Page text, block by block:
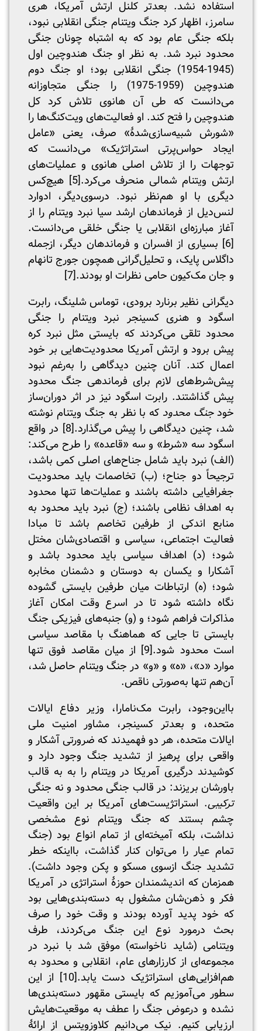
استفاده نشد. بعدتر کلنل ارتش آمریکا، هری
سامرز، اظهار کرد جنگ ویتنام جنگی انقلابی نبود،
بلکه جنگی عام بود که به اشتباه چونان جنگی
محدود نبرد شد. به ‌نظر او جنگ هندوچین اول
(1945-1954) جنگی انقلابی بود؛ او جنگ دوم
هندوچین (1959-1975) را جنگی متجاوزانه
می‌دانست که طی آن هانوی تلاش کرد کل
هندوچین را فتح کند. او فعالیت‌های ویت‌کنگ‌ها را
«شورش شبیه‌سازی‌شدۀ» صرف، یعنی «عامل
ایجاد حواس‌پرتی استراتژیک» می‌دانست که
توجهات را از تلاش اصلی هانوی و عملیات‌های
ارتش ویتنام شمالی منحرف می‌کرد.[5]
هیچ‌کس
دیگری با او هم‌نظر نبود. درسوی‌دیگر، ادوارد
لنس‌دیل از فرماندهان ارشد سیا نبرد ویتنام را از
آغاز مبارزه‌ای انقلابی یا جنگی خلقی می‌دانست.
[6]
بسیاری از افسران و فرماندهان دیگر، ازجمله
داگلاس پایک، و تحلیل‌گرانی همچون جورج تانهام
و جان مک‌کیون حامی نظرات او بودند.[7]
دیگرانی نظیر برنارد برودی، توماس شلینگ، رابرت
اسگود و هنری کسینجر نبرد ویتنام را جنگی
محدود تلقی می‌کردند که بایستی مثل نبرد کره
پیش برود و ارتش آمریکا محدودیت‌هایی بر خود
اعمال کند. آنان چنین دیدگاهی را به‌رغم نبود
پیش‌شرط‌های لازم برای فرماندهی جنگ محدود
پیش گذاشتند. رابرت اسگود نیز در اثر دوران‌ساز
خودجنگ محدود که با نظر به جنگ ویتنام نوشته
شد، چنین دیدگاهی را پیش می‌گذارد.[8]
در واقع
اسگود سه «شرط» و سه «قاعده» را طرح می‌کند:
(الف) نبرد باید شامل جناح‌های اصلی کمی باشد،
ترجیحاً دو جناح؛ (ب) تخاصمات باید محدودیت
جغرافیایی داشته باشند و عملیات‌ها تنها محدود
به اهداف نظامی باشند؛ (ج) نبرد باید محدود به
منابع اندکی از طرفین تخاصم باشد تا مبادا
فعالیت اجتماعی، سیاسی و اقتصادی‌شان مختل
شود؛ (د) اهداف سیاسی باید محدود باشد و
آشکارا و یکسان به دوستان و دشمنان مخابره
شود؛ (ه) ارتباطات میان طرفین بایستی گشوده
نگاه داشته شود تا در اسرع وقت امکان آغاز
مذاکرات فراهم شود؛ و (و) جنبه‌های فیزیکی جنگ
بایستی تا جایی که هماهنگ با مقاصد سیاسی
است محدود شود.[9]
از میان مقاصد فوق تنها
موارد «د»، «ه» و «و» در جنگ ویتنام حاصل شد،
آن‌هم تنها به‌صورتی ناقص.
بااین‌وجود، رابرت مک‌نامارا، وزیر دفاع ایالات
متحده، و بعدتر کسینجر، مشاور امنیت ملی
ایالات متحده، هر دو فهمیدند که ضرورتی آشکار و
واقعی برای پرهیز از تشدید جنگ وجود دارد و
کوشیدند درگیری آمریکا در ویتنام را به به قالب
باورشان بریزند: در قالب جنگی محدود و نه جنگی
ترکیبی. استراتژیست‌های آمریکا بر این واقعیت
چشم بستند که جنگ ویتنام نوع مشخصی
نداشت، بلکه آمیخته‌ای از تمام انواع بود (جنگ
تمام عیار را می‌توان کنار گذاشت، بااینکه خطر
تشدید جنگ ازسوی مسکو و پکن وجود داشت).
همزمان که اندیشمندان حوزۀ استراتژی در آمریکا
فکر و ذهن‌شان مشغول به دسته‌بندی‌هایی بود
که خود پدید آورده بودند و وقت خود را صرف
بحث درمورد نوع این جنگ می‌کردند، طرف
ویتنامی (شاید ناخواسته) موفق شد با نبرد در
مجموعه‌ای از کارزارهای عام، انقلابی و محدود به
هم‌افزایی‌های استراتژیک دست یابد.[10]
از این‌
سطور می‌آموزیم که بایستی مقهور دسته‌بندی‌ها
نشده و درعوض جنگ را عطف به موقعیت‌هایش
ارزیابی کنیم. نیک می‌دانیم کلاوزویتس از ارائۀ